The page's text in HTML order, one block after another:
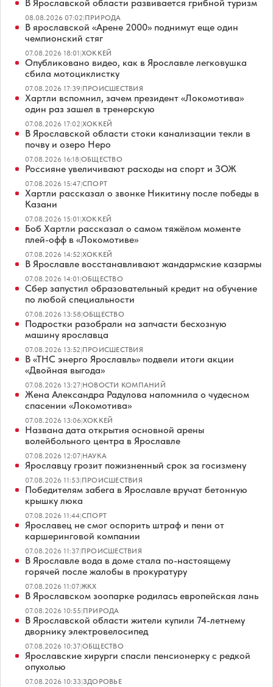
В Ярославской области развивается грибной туризм
08.08.2026 07:02|ПРИРОДА
В ярославской «Арене 2000» поднимут еще один
чемпионский стяг
07.08.2026 18:01|ХОККЕЙ
Опубликовано видео, как в Ярославле легковушка
сбила мотоциклистку
07.08.2026 17:39|ПРОИСШЕСТВИЯ
Хартли вспомнил, зачем президент «Локомотива»
один раз зашел в тренерскую
07.08.2026 17:02|ХОККЕЙ
В Ярославской области стоки канализации текли в
почву и озеро Неро
07.08.2026 16:18|ОБЩЕСТВО
Россияне увеличивают расходы на спорт и ЗОЖ
07.08.2026 15:47|СПОРТ
Хартли рассказал о звонке Никитину после победы в
Казани
07.08.2026 15:01|ХОККЕЙ
Боб Хартли рассказал о самом тяжёлом моменте
плей-офф в «Локомотиве»
07.08.2026 14:52|ХОККЕЙ
В Ярославле восстанавливают жандармские казармы
07.08.2026 14:01|ОБЩЕСТВО
Сбер запустил образовательный кредит на обучение
по любой специальности
07.08.2026 13:58|ОБЩЕСТВО
Подростки разобрали на запчасти бесхозную
машину ярославца
07.08.2026 13:52|ПРОИСШЕСТВИЯ
В «ТНС энерго Ярославль» подвели итоги акции
«Двойная выгода»
07.08.2026 13:27|НОВОСТИ КОМПАНИЙ
Жена Александра Радулова напомнила о чудесном
спасении «Локомотива»
07.08.2026 13:06|ХОККЕЙ
Названа дата открытия основной арены
волейбольного центра в Ярославле
07.08.2026 12:07|НАУКА
Ярославцу грозит пожизненный срок за госизмену
07.08.2026 11:53|ПРОИСШЕСТВИЯ
Победителям забега в Ярославле вручат бетонную
крышку люка
07.08.2026 11:44|СПОРТ
Ярославец не смог оспорить штраф и пени от
каршеринговой компании
07.08.2026 11:37|ПРОИСШЕСТВИЯ
В Ярославле вода в доме стала по-настоящему
горячей после жалобы в прокуратуру
07.08.2026 11:07|ЖКХ
В Ярославском зоопарке родилась европейская лань
07.08.2026 10:55|ПРИРОДА
В Ярославской области жители купили 74-летнему
дворнику электровелосипед
07.08.2026 10:37|ОБЩЕСТВО
Ярославские хирурги спасли пенсионерку с редкой
опухолью
07.08.2026 10:33|ЗДОРОВЬЕ